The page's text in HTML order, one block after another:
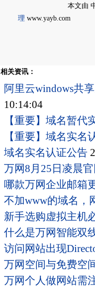
本文由 中
理 www.yayb.com
相关资讯：
阿里云windows共
10:14:04
【重要】域名暂代
【重要】域名实名
域名实名认证公告
万网8月25日凌晨
哪款万网企业邮箱
不加www的域名，
新手选购虚拟主机
什么是万网智能双
访问网站出现
万网空间与免费空
万网个人做网站需